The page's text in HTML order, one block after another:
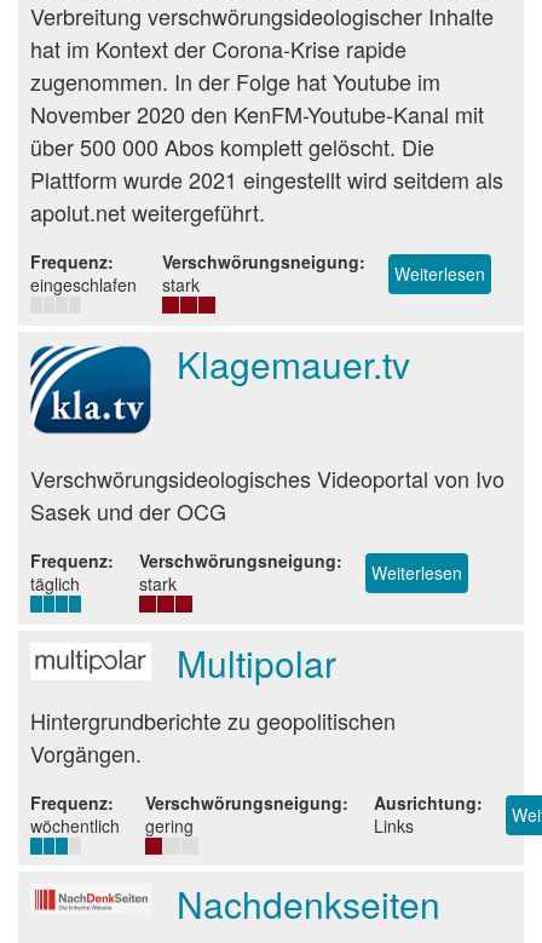
Verbreitung verschwörungsideologischer Inhalte
hat im Kontext der Corona-Krise rapide
zugenommen. In der Folge hat Youtube im
November 2020 den KenFM-Youtube-Kanal mit
über 500 000 Abos komplett gelöscht. Die
Plattform wurde 2021 eingestellt wird seitdem als
apolut.net weitergeführt.
Frequenz
eingeschlafen
Verschwörungsneigung
stark
Weiterlesen
KenFM
Klagemauer.tv
Beurteilung
Verschwörungsideologisches Videoportal von Ivo
Sasek und der OCG
Frequenz
täglich
Verschwörungsneigung
stark
Weiterlesen
Multipolar
Beurteilung
Hintergrundberichte zu geopolitischen
Vorgängen.
Frequenz
wöchentlich
Verschwörungsneigung
gering
Ausrichtung
Links
Nachdenkseiten